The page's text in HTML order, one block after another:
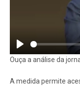
Play
Ouça a análise da
A medida permite